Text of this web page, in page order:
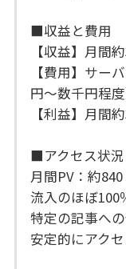
■収益と費用
【収益】月間
【費用】サー
円〜数千円程度
【利益】月間
■アクセス状況
月間PV：約840
流入のほぼ100
特定の記事へ
安定的にアク